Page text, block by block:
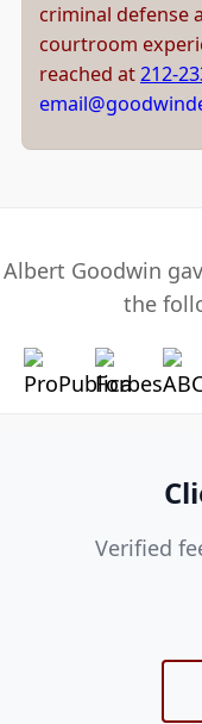
criminal defense
courtroom
reached at212-
Albert Goodwin
the
Verified